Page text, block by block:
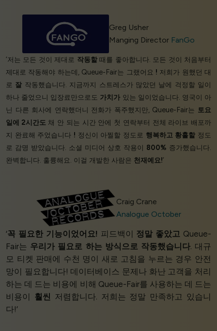
Greg Usher
Manging Director FanGo
‘저는 모든 것이 제대로 작동할때를 좋아합니다. 모든 것이 처음부터
제대로 작동해야 하는데, Queue-Fair는 그랬어요 ! 저희가 원했던 대
로 잘 작동했습니다. 지금까지 스트레스가 많았던 날에 걱정할 일이
하나 줄었으니 입장료만으로도 가치가 있는 일이었습니다. 영국이 아
닌 다른 회사에 연락했더니 전화가 폭주했지만, Queue-Fair는 토요
일에 2시간도 채 안 되는 시간 안에 첫 연락부터 전체 라이브 배포까
지 완료해 주었습니다 ! 정신이 아찔할 정도로 행복하고 황홀할 정도
로 감명 받았습니다. 소셜 미디어 상호 작용이 800% 증가했습니다.
완벽합니다. 훌륭해요. 이걸 개발한 사람은 천재예요!’
Craig Crane
Analogue October
‘꼭 필요한 기능이었어요! 피드백이 정말 좋았고 Queue-
Fair는 우리가 필요로 하는 방식으로 작동했습니다. 대규
모 티켓 판매에 수천 명이 새로 고침을 누르는 경우 안전
망이 필요합니다! 데이터베이스 문제나 화난 고객을 처리
하는 데 드는 비용에 비해 Queue-Fair를 사용하는 데 드는
비용이 훨씬 저렴합니다. 저희는 정말 만족하고 있습니
다!’